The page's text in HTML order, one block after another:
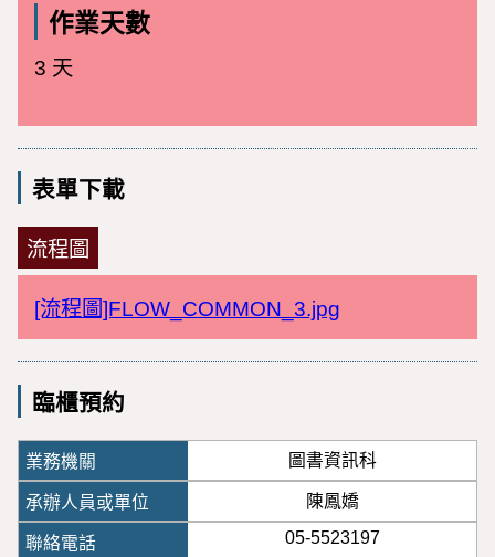
作業天數
3 天
表單下載
流程圖
[流程圖]FLOW_COMMON_3.jpg
臨櫃預約
圖書資訊科
陳鳳嬌
05-5523197